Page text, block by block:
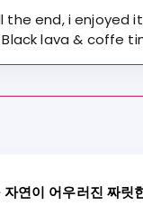
end, i
lava & coffe
연이 어우러진 짜릿